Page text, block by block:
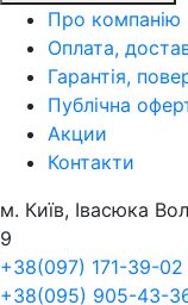
Про компанiю
Оплата,
Гарантія,
Публічна
Акции
Контакти
м. Київ, Івасюка
9
+38(097) 171-39-02
+38(095) 905-43-